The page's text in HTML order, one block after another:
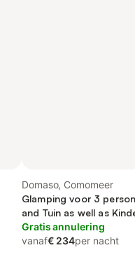
Domaso, Comomeer
Glamping voor 3
and Tuin as well as
Zwembad
Gratis annulering
vanaf€ 234per nacht